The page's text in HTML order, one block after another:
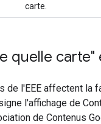
carte.
quelle carte"
de l'EEE affectent
l'affichage de
de Contenus